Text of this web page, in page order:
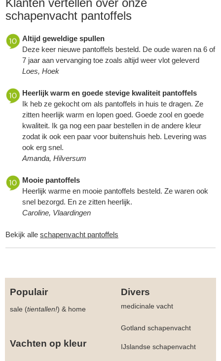
schapenvacht pantoffels
Altijd geweldige spullen
Deze keer nieuwe pantoffels besteld. De oude waren na 6 of
7 jaar aan vervanging toe zoals altijd weer vlot geleverd
Loes, Hoek
Heerlijk warm en goede stevige kwaliteit pantoffels
Ik heb ze gekocht om als pantoffels in huis te dragen. Ze
zitten heerlijk warm en lopen goed. Goede zool en goede
kwaliteit. Ik ga nog een paar bestellen in de andere kleur
zodat ik ook een paar voor buitenshuis heb. Levering was
ook erg snel.
Amanda, Hilversum
Mooie pantoffels
Heerlijk warme en mooie pantoffels besteld. Ze waren ook
snel bezorgd. En ze zitten heerlijk.
Caroline, Vlaardingen
Bekijk alle schapenvacht pantoffels
Populair Divers
sale (tientallen!) & home medicinale vacht
Gotland schapenvacht
Vachten op kleur IJslandse schapenvacht